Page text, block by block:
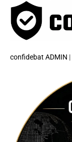
Skip
content
confidebat ADMIN |